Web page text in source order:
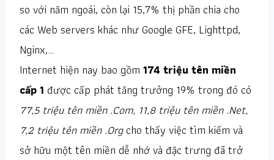
so với năm ngoái, còn lại 15,7% thị phần chia cho
các Web servers khác như Google GFE, Lighttpd,
Nginx,…
Internet hiện nay bao gồm 174 triệu tên miền
cấp 1 được cấp phát tăng trưởng 19% trong đó có
77,5 triệu tên miền .Com, 11,8 triệu tên miền .Net,
7,2 triệu tên miền .Orgcho thấy việc tìm kiếm và
sở hữu một tên miền dễ nhớ và đặc trưng đã trở